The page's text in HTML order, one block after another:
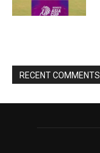
RECENT COMMENTS